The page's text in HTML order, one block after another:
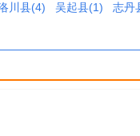
川县(4) 吴起县(1)
志丹